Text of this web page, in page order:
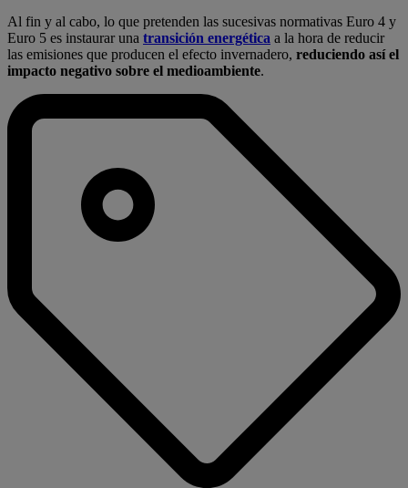
Al fin y al cabo, lo que pretenden las sucesivas normativas Euro 4 y
Euro 5 es instaurar una transición energética a la hora de reducir
las emisiones que producen el efecto invernadero, reduciendo así el
impacto negativo sobre el medioambiente.